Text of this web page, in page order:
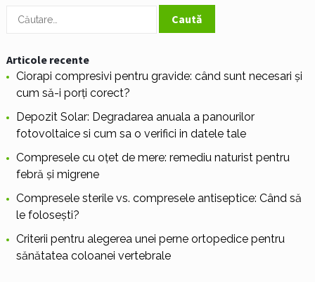
Caută
Articole recente
Ciorapi compresivi pentru gravide: când sunt necesari și
cum să-i porți corect?
Depozit Solar: Degradarea anuala a panourilor
fotovoltaice si cum sa o verifici in datele tale
Compresele cu oțet de mere: remediu naturist pentru
febră și migrene
Compresele sterile vs. compresele antiseptice: Când să
le folosești?
Criterii pentru alegerea unei perne ortopedice pentru
sănătatea coloanei vertebrale